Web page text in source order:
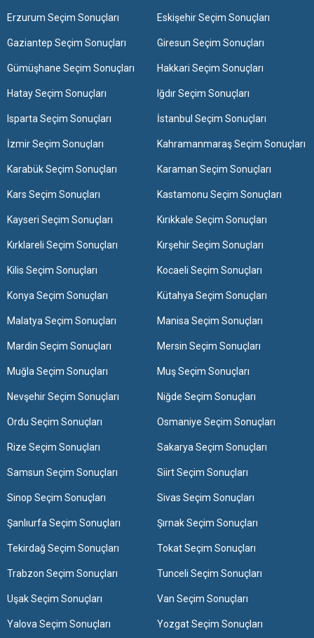
Erzurum Seçim Sonuçları Eskişehir Seçim Sonuçları
Gaziantep Seçim Sonuçları Giresun Seçim Sonuçları
Gümüşhane Seçim Sonuçları Hakkari Seçim Sonuçları
Hatay Seçim Sonuçları Iğdır Seçim Sonuçları
Isparta Seçim Sonuçları İstanbul Seçim Sonuçları
İzmir Seçim Sonuçları Kahramanmaraş Seçim Sonuçları
Karabük Seçim Sonuçları Karaman Seçim Sonuçları
Kars Seçim Sonuçları Kastamonu Seçim Sonuçları
Kayseri Seçim Sonuçları Kırıkkale Seçim Sonuçları
Kırklareli Seçim Sonuçları Kırşehir Seçim Sonuçları
Kilis Seçim Sonuçları Kocaeli Seçim Sonuçları
Konya Seçim Sonuçları Kütahya Seçim Sonuçları
Malatya Seçim Sonuçları Manisa Seçim Sonuçları
Mardin Seçim Sonuçları Mersin Seçim Sonuçları
Muğla Seçim Sonuçları Muş Seçim Sonuçları
Nevşehir Seçim Sonuçları Niğde Seçim Sonuçları
Ordu Seçim Sonuçları Osmaniye Seçim Sonuçları
Rize Seçim Sonuçları Sakarya Seçim Sonuçları
Samsun Seçim Sonuçları Siirt Seçim Sonuçları
Sinop Seçim Sonuçları Sivas Seçim Sonuçları
Şanlıurfa Seçim Sonuçları Şırnak Seçim Sonuçları
Tekirdağ Seçim Sonuçları Tokat Seçim Sonuçları
Trabzon Seçim Sonuçları Tunceli Seçim Sonuçları
Uşak Seçim Sonuçları Van Seçim Sonuçları
Yalova Seçim Sonuçları Yozgat Seçim Sonuçları